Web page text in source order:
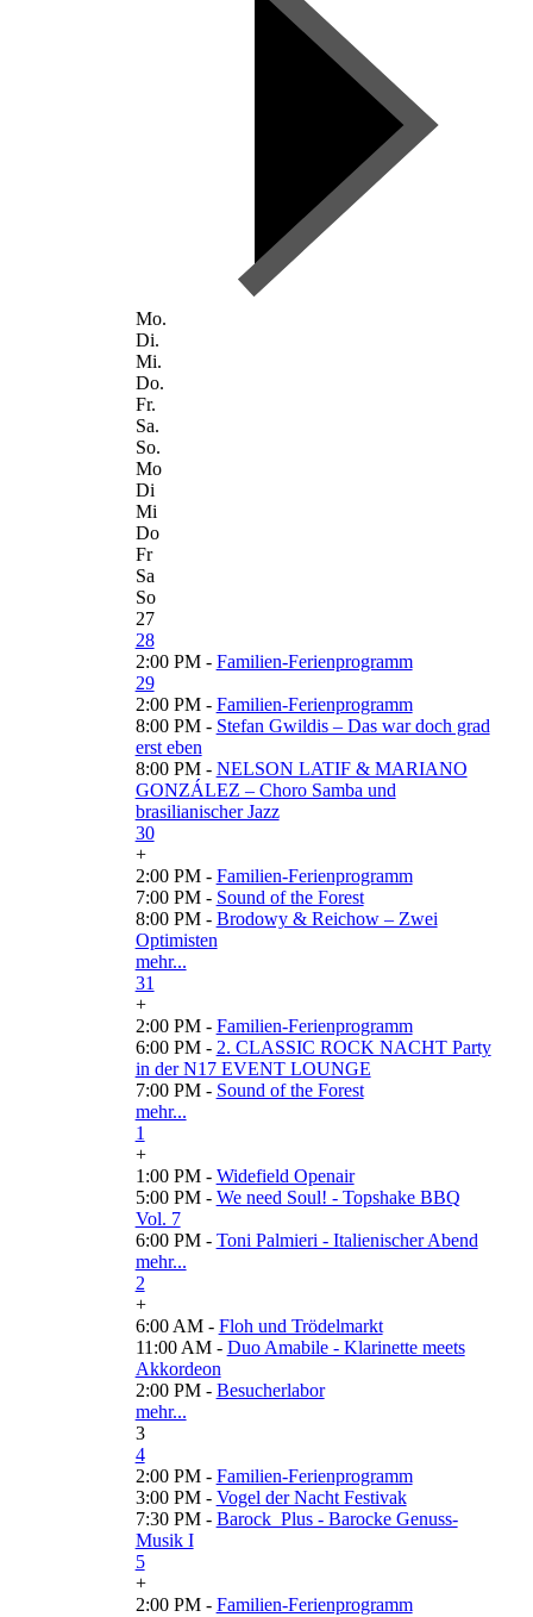
Mo.
Di.
Mi.
Do.
Fr.
Sa.
So.
Mo
Di
Mi
Do
Fr
Sa
So
27
28
2:00 PM - Familien-Ferienprogramm
29
2:00 PM - Familien-Ferienprogramm
8:00 PM - Stefan Gwildis – Das war doch grad
erst eben
8:00 PM - NELSON LATIF & MARIANO
GONZÁLEZ – Choro Samba und
brasilianischer Jazz
30
+
2:00 PM - Familien-Ferienprogramm
7:00 PM - Sound of the Forest
8:00 PM - Brodowy & Reichow – Zwei
Optimisten
mehr...
31
+
2:00 PM - Familien-Ferienprogramm
6:00 PM - 2. CLASSIC ROCK NACHT Party
in der N17 EVENT LOUNGE
7:00 PM - Sound of the Forest
mehr...
1
+
1:00 PM - Widefield Openair
5:00 PM - We need Soul! - Topshake BBQ
Vol. 7
6:00 PM - Toni Palmieri - Italienischer Abend
mehr...
2
+
6:00 AM - Floh und Trödelmarkt
11:00 AM - Duo Amabile - Klarinette meets
Akkordeon
2:00 PM - Besucherlabor
mehr...
3
4
2:00 PM - Familien-Ferienprogramm
3:00 PM - Vogel der Nacht Festivak
7:30 PM - Barock_Plus - Barocke Genuss-
Musik I
5
+
2:00 PM - Familien-Ferienprogramm